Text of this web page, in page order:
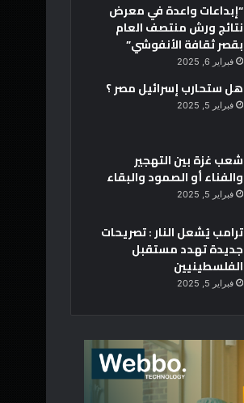
“إبداعات واعدة في معرض
نتائج ورش منتصف العام
بقصر ثقافة الأنفوشي”
فبراير 6, 2025
هل ستحارب إسرائيل مصر ؟
فبراير 5, 2025
شعب غزة بين التهجير
والفناء أو الصمود والبقاء
فبراير 5, 2025
ترامب يُشعل النار : تصريحات
جديدة تهدد مستقبل
الفلسطينيين
فبراير 5, 2025